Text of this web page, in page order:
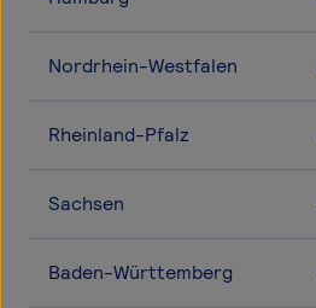
Nordrhein-Westfalen
Rheinland-Pfalz
Sachsen
Baden-Württemberg